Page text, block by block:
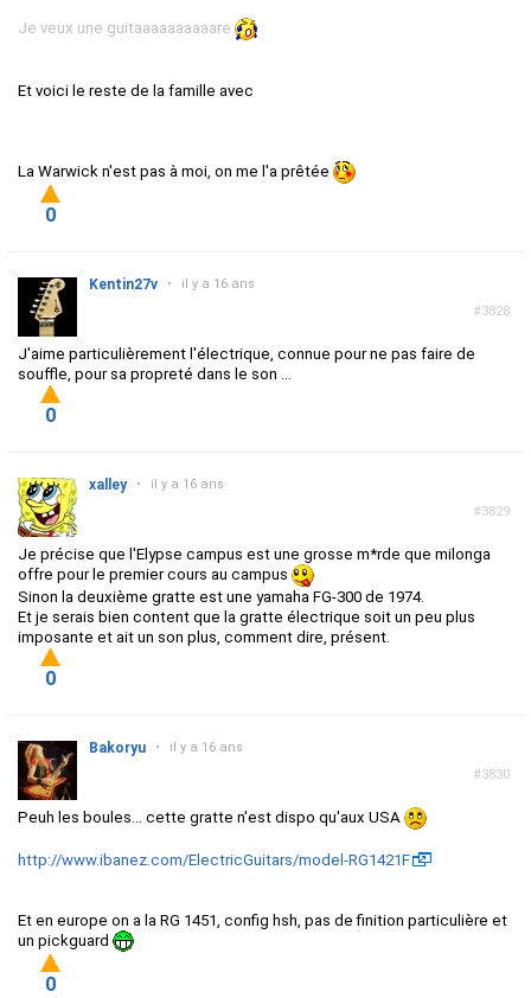
Je veux une guitaaaaaaaaaare
Et voici le reste de la famille avec
La Warwick n'est pas à moi, on me l'a prêtée
0
#3828
Kentin27v • il y a 16 ans
J'aime particulièrement l'électrique, connue pour ne pas faire de
souffle, pour sa propreté dans le son ...
0
#3829
xalley • il y a 16 ans
Je précise que l'Elypse campus est une grosse m*rde que milonga
offre pour le premier cours au campus
Sinon la deuxième gratte est une yamaha FG-300 de 1974.
Et je serais bien content que la gratte électrique soit un peu plus
imposante et ait un son plus, comment dire, présent.
0
#3830
Bakoryu • il y a 16 ans
Peuh les boules... cette gratte n'est dispo qu'aux USA
http://www.ibanez.com/ElectricGuitars/model-RG1421F
Et en europe on a la RG 1451, config hsh, pas de finition particulière et
un pickguard
0